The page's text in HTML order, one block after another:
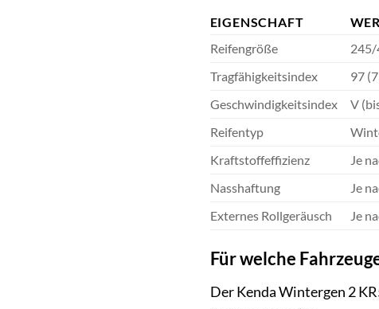
EIGENSCHAFT
Reifengröße
245/
Tragfähigkeitsindex
97
Geschwindigkeitsindex
V
Reifentyp
Kraftstoffeffizienz
Je
Nasshaftung
Je
Externes Rollgeräusch
Je
Für welche
Der Kenda Wintergen 2